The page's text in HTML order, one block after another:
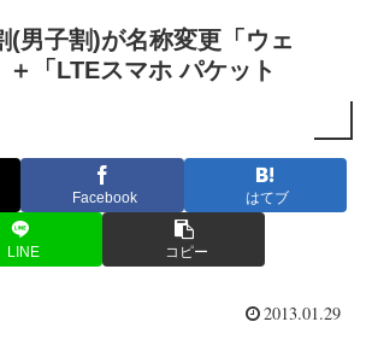
(男子割)が名称変更「ウェ
＋「LTEスマホ パケット
Facebook はてブ
LINE コピー
2013.01.29